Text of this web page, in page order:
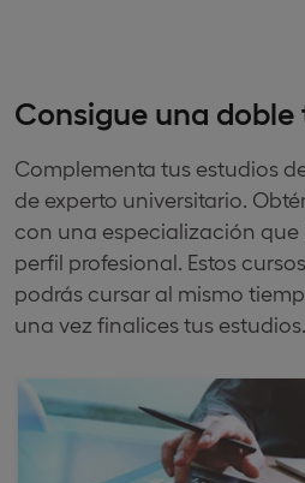
Consigue una
Complementa tus estudios
de experto universitario.
con una especialización
perfil profesional. Estos
podrás cursar al mismo
una vez finalices tus estudios.